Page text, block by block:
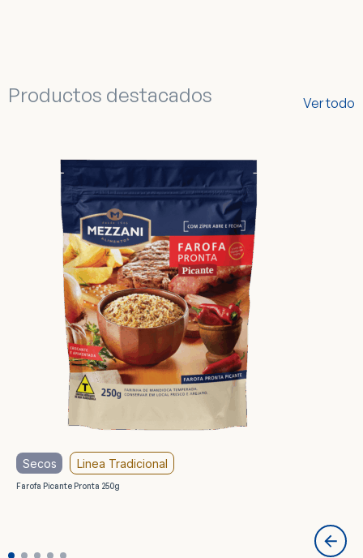
Productos destacados Ver todo
Secos Linea Tradicional
Farofa Picante Pronta 250g